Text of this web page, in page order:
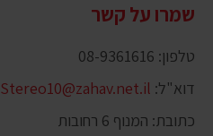
שמרו על קשר
טלפון: 08-9361616
דוא"ל: Stereo10@zahav.net.il
כתובת: המנוף 6 רחובות